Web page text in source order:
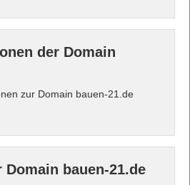
der Domain
zur Domain bauen-21.de
Domain bauen-21.de